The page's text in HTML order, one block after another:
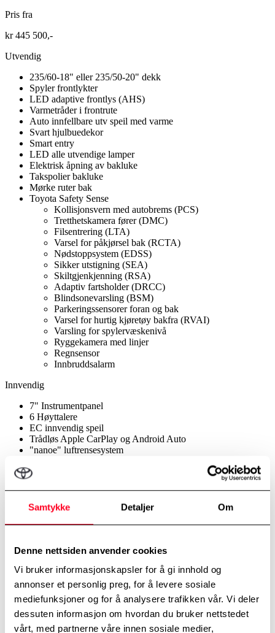
Samtykke Detaljer Om
Denne nettsiden anvender cookies
Vi bruker informasjonskapsler for å gi innhold og
annonser et personlig preg, for å levere sosiale
mediefunksjoner og for å analysere trafikken vår. Vi deler
dessuten informasjon om hvordan du bruker nettstedet
vårt, med partnerne våre innen sosiale medier,
Pris fra
kr 445 500,-
Utvendig
235/60-18" eller 235/50-20" dekk
Spyler frontlykter
LED adaptive frontlys (AHS)
Varmetråder i frontrute
Auto innfellbare utv speil med varme
Svart hjulbuedekor
Smart entry
LED alle utvendige lamper
Elektrisk åpning av bakluke
Takspolier bakluke
Mørke ruter bak
Toyota Safety Sense
Kollisjonsvern med autobrems (PCS)
Tretthetskamera fører (DMC)
Filsentrering (LTA)
Varsel for påkjørsel bak (RCTA)
Nødstoppsystem (EDSS)
Sikker utstigning (SEA)
Skiltgjenkjenning (RSA)
Adaptiv fartsholder (DRCC)
Blindsonevarsling (BSM)
Parkeringssensorer foran og bak
Varsel for hurtig kjøretøy bakfra (RVAI)
Varsling for spylervæskenivå
Ryggekamera med linjer
Regnsensor
Innbruddsalarm
Innvendig
7" Instrumentpanel
6 Høyttalere
EC innvendig speil
Trådløs Apple CarPlay og Android Auto
"nanoe" luftrensesystem
2 sone Auto AC
Kunstskinntrukket ratt med varme
Dekorbelysning i 64 farger
Manuell setejustering for fører og passasjer
14" Multimediaenhet
Svart stoff/kunstskinn setetrekk
Manuell høydejustering for fører og passasjer
12V kontakt konsoll foran
Armlene på konsollboks
USB-C kontakt 1 foran og 2 bak
Stoff på armlene på dørtrekk
Elektriske vinduer foran og bak